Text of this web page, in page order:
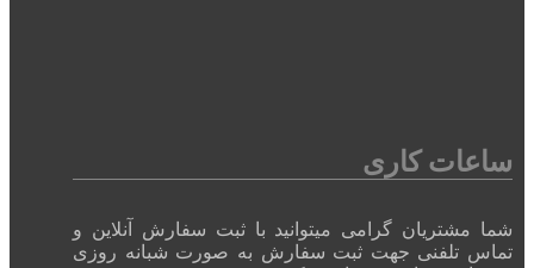
ساعات کاری
شما مشتریان گرامی میتوانید با ثبت سفارش آنلاین و
تماس تلفنی جهت ثبت سفارش به صورت شبانه روزی